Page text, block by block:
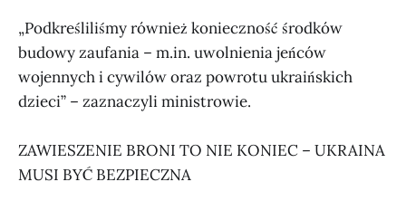
„Podkreśliliśmy również konieczność środków
budowy zaufania – m.in. uwolnienia jeńców
wojennych i cywilów oraz powrotu ukraińskich
dzieci” – zaznaczyli ministrowie.
ZAWIESZENIE BRONI TO NIE KONIEC – UKRAINA
MUSI BYĆ BEZPIECZNA